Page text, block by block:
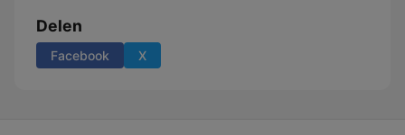
Delen
Facebook X